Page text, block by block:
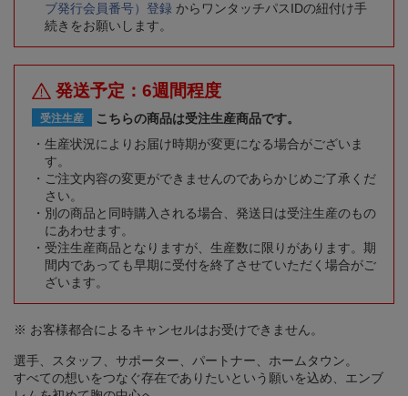
ブ発行会員番号）登録 からワンタッチパスIDの紐付け手
続きをお願いします。
発送予定：6週間程度
受注生産
こちらの商品は受注生産商品です。
生産状況によりお届け時期が変更になる場合がございま
す。
ご注文内容の変更ができませんのであらかじめご了承くだ
さい。
別の商品と同時購入される場合、発送日は受注生産のもの
にあわせます。
受注生産商品となりますが、生産数に限りがあります。期
間内であっても早期に受付を終了させていただく場合がご
ざいます。
※ お客様都合によるキャンセルはお受けできません。
選手、スタッフ、サポーター、パートナー、ホームタウン。
すべての想いをつなぐ存在でありたいという願いを込め、エンブ